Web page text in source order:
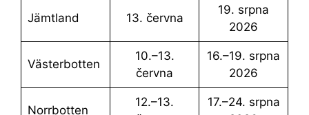
Jämtland 13. června
19. srpna
2026
Västerbotten
10.–13.
června
16.–19. srpna
2026
Norrbotten
12.–13.
17.–24. srpna